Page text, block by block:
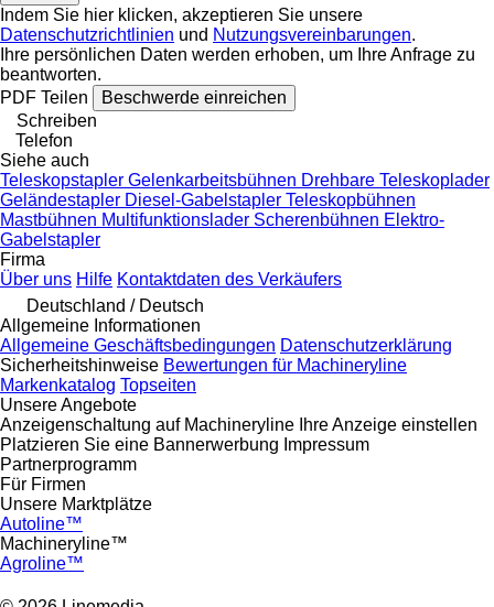
Indem Sie hier klicken, akzeptieren Sie unsere
Datenschutzrichtlinien und Nutzungsvereinbarungen.
Ihre persönlichen Daten werden erhoben, um Ihre Anfrage zu
beantworten.
PDF Teilen
Beschwerde einreichen
Schreiben
Telefon
Siehe auch
Teleskopstapler Gelenkarbeitsbühnen Drehbare Teleskoplader
Geländestapler Diesel-Gabelstapler Teleskopbühnen
Mastbühnen Multifunktionslader Scherenbühnen Elektro-
Gabelstapler
Firma
Über uns Hilfe Kontaktdaten des Verkäufers
Deutschland / Deutsch
Allgemeine Informationen
Allgemeine Geschäftsbedingungen Datenschutzerklärung
Sicherheitshinweise Bewertungen für Machineryline
Markenkatalog Topseiten
Unsere Angebote
Anzeigenschaltung auf Machineryline Ihre Anzeige einstellen
Platzieren Sie eine Bannerwerbung Impressum
Partnerprogramm
Für Firmen
Unsere Marktplätze
Autoline™
Machineryline™
Agroline™